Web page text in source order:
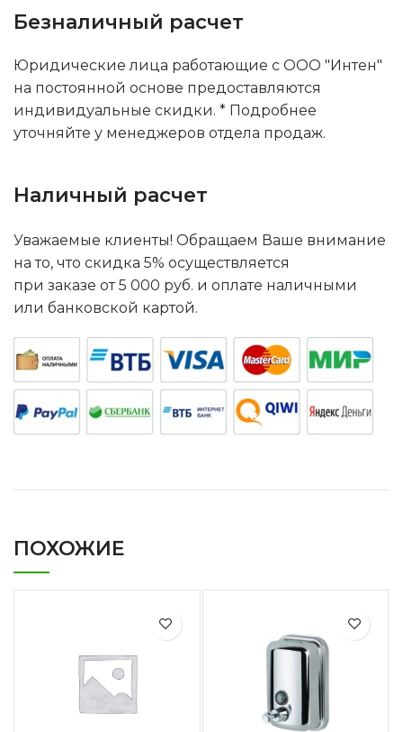
Безналичный расчет
Юридические лица работающие с ООО "Интен"
на постоянной основе предоставляются
индивидуальные скидки. * Подробнее
уточняйте у менеджеров отдела продаж.
Наличный расчет
Уважаемые клиенты! Обращаем Ваше внимание
на то, что скидка 5% осуществляется
при заказе от 5 000 руб. и оплате наличными
или банковской картой.
ПОХОЖИЕ